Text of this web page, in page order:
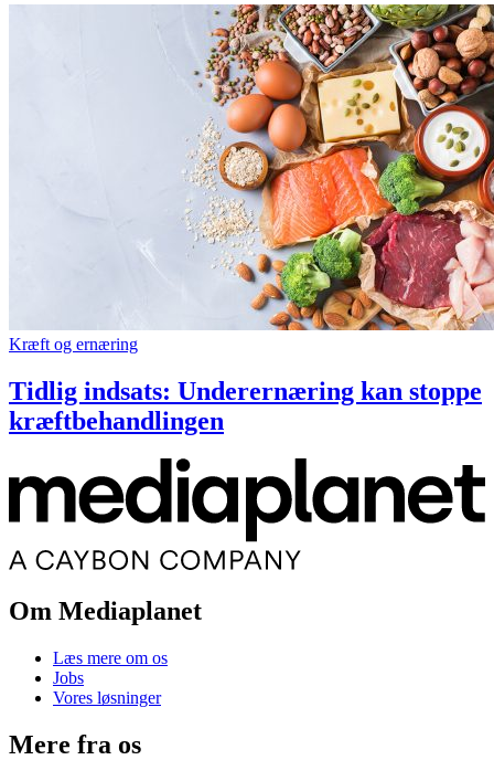
Kræft og ernæring
Tidlig indsats: Underernæring kan stoppe
kræftbehandlingen
Om Mediaplanet
Læs mere om os
Jobs
Vores løsninger
Mere fra os